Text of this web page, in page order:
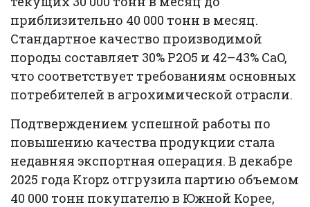
приблизительно 40 000 тонн в месяц.
Стандартное качество производимой
породы составляет 30% P2O5 и 42–43% CaO,
что соответствует требованиям основных
потребителей в агрохимической отрасли.
Подтверждением успешной работы по
повышению качества продукции стала
недавняя экспортная операция. В декабре
2025 года Kropz отгрузила партию объемом
40 000 тонн покупателю в Южной Корее,